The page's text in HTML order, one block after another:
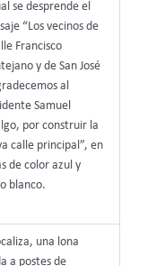
se desprende el
“Los vecinos de
Francisco
y de San José
al
Samuel
por construir la
calle principal”, en
de color azul y
blanco.
una lona
a postes de